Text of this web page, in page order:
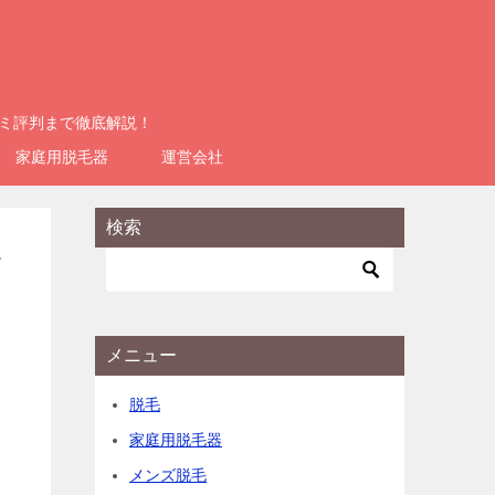
評判まで徹底解説！
家庭用脱毛器
運営会社
検索
メニュー
脱毛
家庭用脱毛器
メンズ脱毛